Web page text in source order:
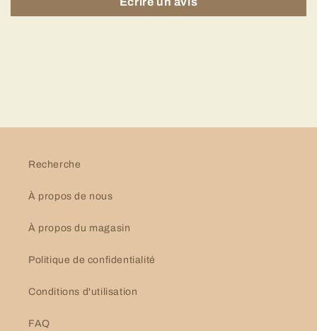
Recherche
À propos de nous
À propos du magasin
Politique de confidentialité
Conditions d'utilisation
FAQ